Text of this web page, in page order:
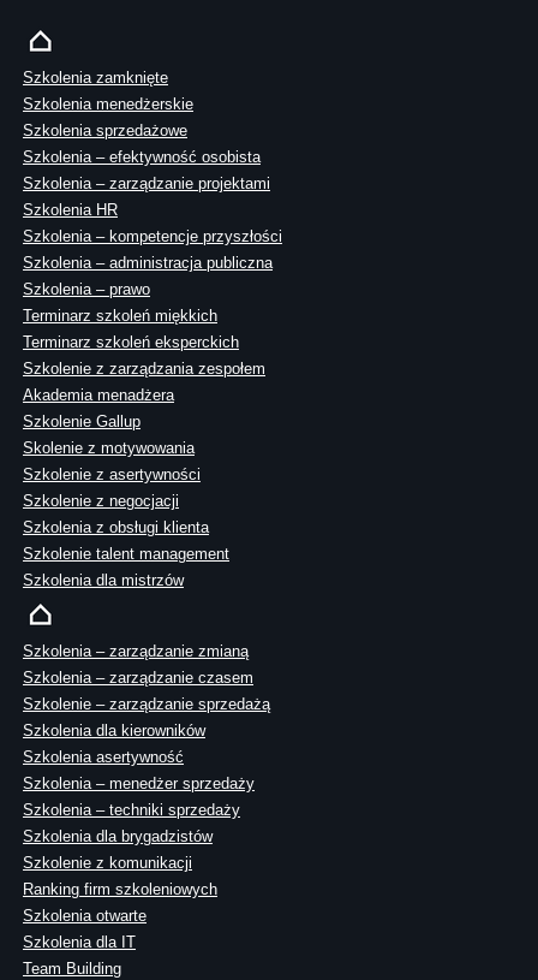
Szkolenia zamknięte
Szkolenia menedżerskie
Szkolenia sprzedażowe
Szkolenia – efektywność osobista
Szkolenia – zarządzanie projektami
Szkolenia HR
Szkolenia – kompetencje przyszłości
Szkolenia – administracja publiczna
Szkolenia – prawo
Terminarz szkoleń miękkich
Terminarz szkoleń eksperckich
Szkolenie z zarządzania zespołem
Akademia menadżera
Szkolenie Gallup
Skolenie z motywowania
Szkolenie z asertywności
Szkolenie z negocjacji
Szkolenia z obsługi klienta
Szkolenie talent management
Szkolenia dla mistrzów
Szkolenia – zarządzanie zmianą
Szkolenia – zarządzanie czasem
Szkolenie – zarządzanie sprzedażą
Szkolenia dla kierowników
Szkolenia asertywność
Szkolenia – menedżer sprzedaży
Szkolenia – techniki sprzedaży
Szkolenia dla brygadzistów
Szkolenie z komunikacji
Ranking firm szkoleniowych
Szkolenia otwarte
Szkolenia dla IT
Team Building